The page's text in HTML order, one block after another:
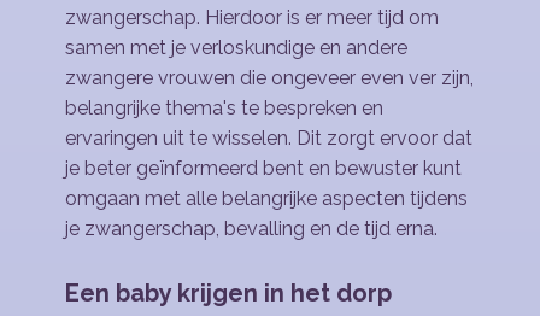
zwangerschap. Hierdoor is er meer tijd om
samen met je verloskundige en andere
zwangere vrouwen die ongeveer even ver zijn,
belangrijke thema's te bespreken en
ervaringen uit te wisselen. Dit zorgt ervoor dat
je beter geïnformeerd bent en bewuster kunt
omgaan met alle belangrijke aspecten tijdens
je zwangerschap, bevalling en de tijd erna.
Een baby krijgen in het dorp